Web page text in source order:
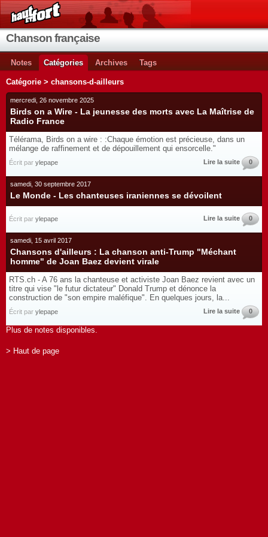
Chanson française
Notes Catégories Archives Tags
Catégorie > chansons-d-ailleurs
mercredi, 26 novembre 2025
Birds on a Wire - La jeunesse des morts avec La Maîtrise de
Radio France
Télérama, Birds on a wire : :Chaque émotion est précieuse, dans un
mélange de raffinement et de dépouillement qui ensorcelle."
Écrit par ylepape Lire la suite 0
samedi, 30 septembre 2017
Le Monde - Les chanteuses iraniennes se dévoilent
Écrit par ylepape Lire la suite 0
samedi, 15 avril 2017
Chansons d'ailleurs : La chanson anti-Trump "Méchant
homme" de Joan Baez devient virale
RTS.ch - A 76 ans la chanteuse et activiste Joan Baez revient avec un
titre qui vise "le futur dictateur" Donald Trump et dénonce la
construction de "son empire maléfique". En quelques jours, la...
Écrit par ylepape Lire la suite 0
Plus de notes disponibles.
> Haut de page